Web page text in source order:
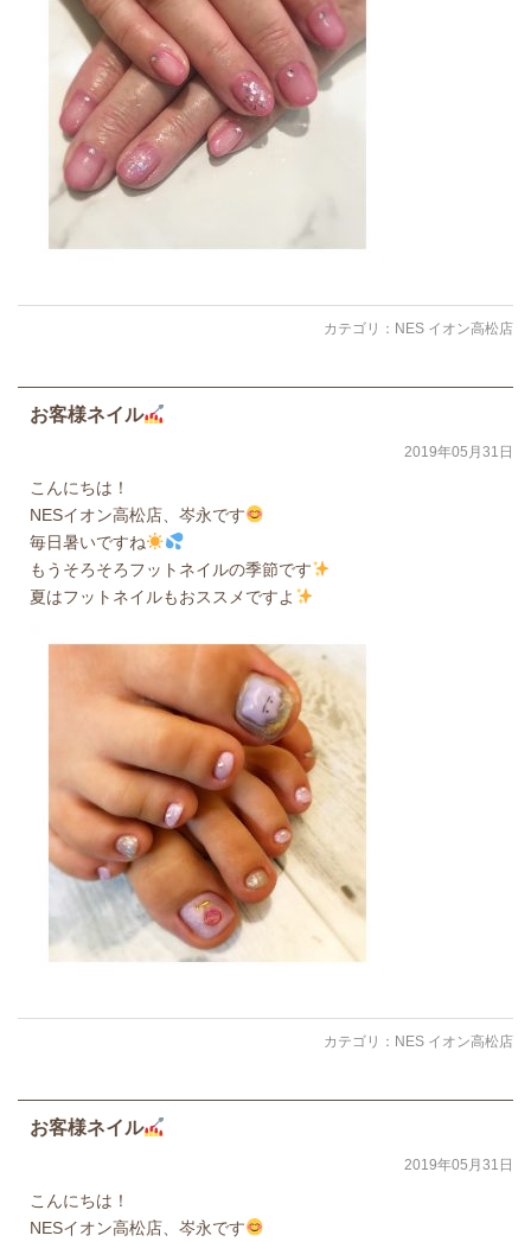
カテゴリ： NES イオン高松店
お客様ネイル
2019年05月31日
こんにちは！
NESイオン高松店、岑永です
毎日暑いですね
もうそろそろフットネイルの季節です
夏はフットネイルもおススメですよ
カテゴリ： NES イオン高松店
お客様ネイル
2019年05月31日
こんにちは！
NESイオン高松店、岑永です